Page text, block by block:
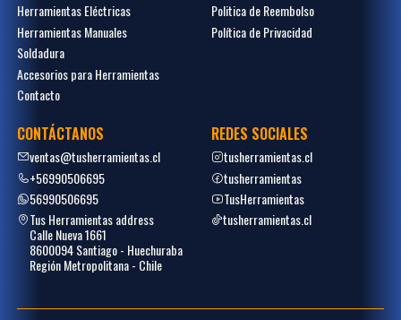
Herramientas Eléctricas
Herramientas Manuales
Soldadura
Accesorios para Herramientas
Contacto
Politica de Reembolso
Política de Privacidad
CONTÁCTANOS
ventas@tusherramientas.cl
+56990506695
56990506695
Tus Herramientas address
Calle Nueva 1661
8600094 Santiago - Huechuraba
Región Metropolitana - Chile
REDES SOCIALES
tusherramientas.cl
tusherramientas
TusHerramientas
tusherramientas.cl